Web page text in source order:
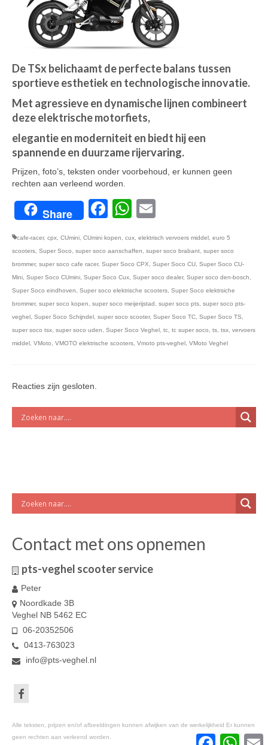
De TSx belichaamt de perfecte balans tussen
sportieve esthetiek en technologische innovatie.
Met agressieve en dynamische lijnen combineert
deze elektrische motorfiets,
elegantie en moderniteit en biedt hij een
spannende en duurzame rijervaring.
Prijzen, foto’s, teksten onder voorbehoud, er kunnen geen
rechten aan verleend worden.
Share Facebook
WhatsApp
cafe-racer, cpx, CUmini, CUmini kopen, cux, elektrisch vervoers middel , euro 5
scooters, Super Soco, super soco aanschaffen, super soco brabant, super soco
brommer, super soco cafe racer, Super Soco CPX, Super Soco CU, Super Soco CU-
Mini, Super Soco CUmini, Super Soco Cux, Super soco dealer, Super soco den-bosch,
Super Soco eindhoven, Super soco elektrische scooters, Super Soco elektrsiche
brommer, super soco kopen, super soco meijerijstad , super soco pts, super soco pts-
veghel , Super Soco Schijndel , super soco scooter, Super Soco TC, Super Soco TS,
super soco tsx, super soco uden, Super Soco Veghel , tc, tc super soco, ts, tsx, vervoers
middel , VMoto, VMOTO elektrische scooters, Vmoto pts-veghel , VMoto Veghel
Reacties zijn gesloten.
Contact met ons opnemen
pts-veghel scooter service
Peter
Noordkade 3B
Veghel NB 5462 EC
06-20352506
0413-763023
info@pts-veghel.nl
Alle teksten, prijzen en/of afbeeldingen kunnen afwijken van de werkelijkheid Er kunnen
geen rechten aan verleend worden.
Facebook